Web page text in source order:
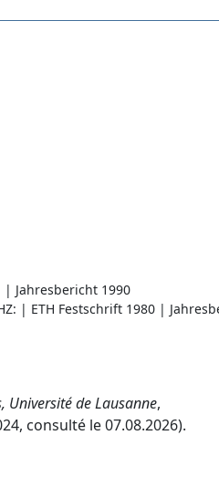
| Jahresbericht 1990
| ETH Festschrift 1980 |
Université de Lausanne,
consulté le 07.08.2026).